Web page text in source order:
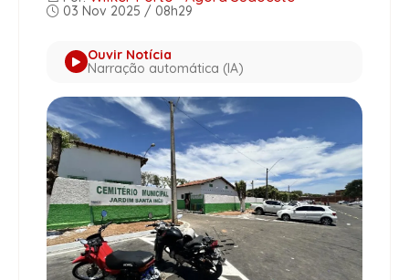
03 Nov 2025 / 08h29
Ouvir Notícia
Narração automática (IA)